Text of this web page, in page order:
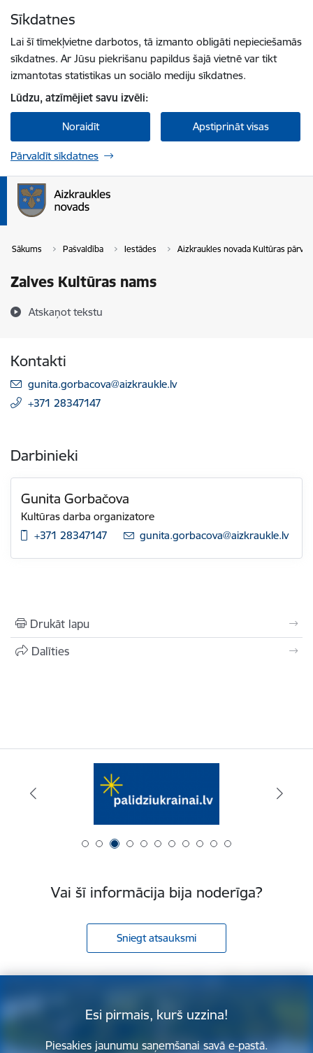
Sīkdatnes
Lai šī tīmekļvietne darbotos, tā izmanto obligāti nepieciešamās
sīkdatnes. Ar Jūsu piekrišanu papildus šajā vietnē var tikt
izmantotas statistikas un sociālo mediju sīkdatnes.
Lūdzu, atzīmējiet savu izvēli:
Noraidīt Apstiprināt visas
Pārvaldīt sīkdatnes
Sākums Pašvaldība Iestādes Aizkraukles novada Kultūras
Zalves Kultūras nams
Atskaņot tekstu
Kontakti
E-pasts:
gunita.gorbacova@aizkraukle.lv
+371 28347147
Darbinieki
Gunita Gorbačova
Kultūras darba organizatore
+371 28347147
E-pasts:
gunita.gorbacova@aizkraukle.lv
Drukāt lapu
Dalīties
Vai šī informācija bija noderīga?
Sniegt atsauksmi
Esi pirmais, kurš uzzina!
Piesakies jaunumu saņemšanai savā e-pastā.